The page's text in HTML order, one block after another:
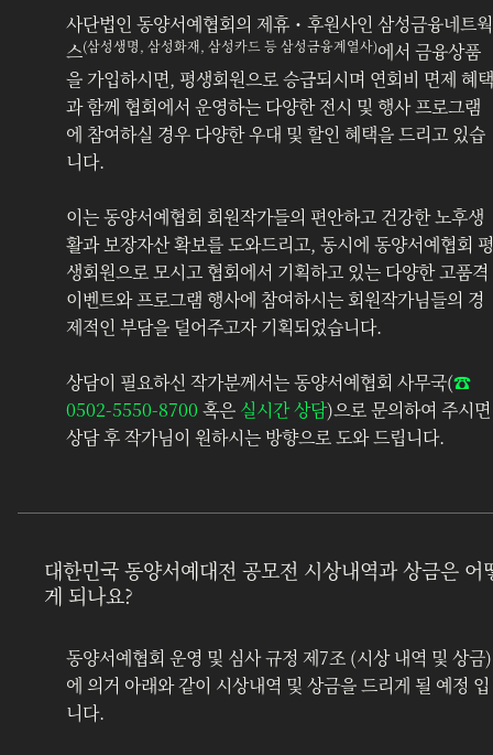
사단법인 동양서예협회의 제휴・후원사인 삼성금융네트웍
스(삼성생명, 삼성화재, 삼성카드 등 삼성금융계열사)에서 금융상품
을 가입하시면, 평생회원으로 승급되시며 연회비 면제 혜택
과 함께 협회에서 운영하는 다양한 전시 및 행사 프로그램
에 참여하실 경우 다양한 우대 및 할인 혜택을 드리고 있습
니다.
이는 동양서예협회 회원작가들의 편안하고 건강한 노후생
활과 보장자산 확보를 도와드리고, 동시에 동양서예협회 평
생회원으로 모시고 협회에서 기획하고 있는 다양한 고품격
이벤트와 프로그램 행사에 참여하시는 회원작가님들의 경
제적인 부담을 덜어주고자 기획되었습니다.
상담이 필요하신 작가분께서는 동양서예협회 사무국(☎︎
0502-5550-8700 혹은 실시간 상담)으로 문의하여 주시
상담 후 작가님이 원하시는 방향으로 도와 드립니다.
대한민국 동양서예대전 공모전 시상내역과 상금은 어
게 되나요?
동양서예협회 운영 및 심사 규정 제7조 (시상 내역 및 상금)
에 의거 아래와 같이 시상내역 및 상금을 드리게 될 예정 입
니다.